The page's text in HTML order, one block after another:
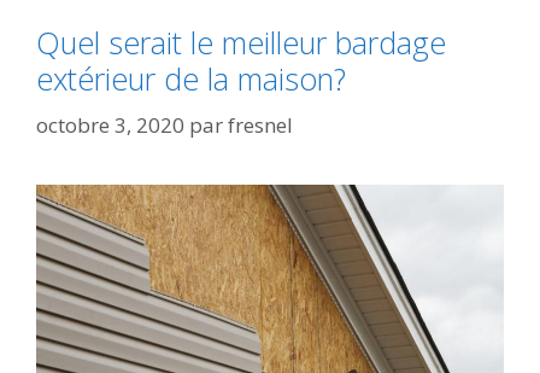
Quel serait le meilleur bardage
extérieur de la maison?
octobre 3, 2020 parfresnel